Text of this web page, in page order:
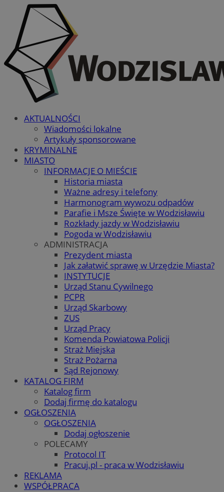
AKTUALNOŚCI
Wiadomości lokalne
Artykuły sponsorowane
KRYMINALNE
MIASTO
INFORMACJE O MIEŚCIE
Historia miasta
Ważne adresy i telefony
Harmonogram wywozu odpadów
Parafie i Msze Święte w Wodzisławiu
Rozkłady jazdy w Wodzisławiu
Pogoda w Wodzisławiu
ADMINISTRACJA
Prezydent miasta
Jak załatwić sprawę w Urzędzie Miasta?
INSTYTUCJE
Urząd Stanu Cywilnego
PCPR
Urząd Skarbowy
ZUS
Urząd Pracy
Komenda Powiatowa Policji
Straż Miejska
Straż Pożarna
Sąd Rejonowy
KATALOG FIRM
Katalog firm
Dodaj firmę do katalogu
OGŁOSZENIA
OGŁOSZENIA
Dodaj ogłoszenie
POLECAMY
Protocol IT
Pracuj.pl - praca w Wodzisławiu
REKLAMA
WSPÓŁPRACA